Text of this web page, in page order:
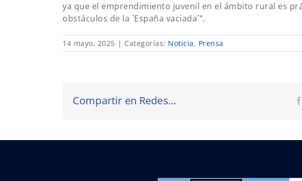
ya que el emprendimiento juvenil en el ámbito rural es
obstáculos de la `España vaciada´”.
14 mayo, 2025 | Categorías: Noticia, Prensa
Compartir en Redes...